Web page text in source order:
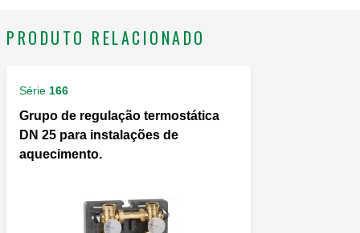
PRODUTO RELACIONADO
Série 166
Grupo de regulação termostática
DN 25 para instalações de
aquecimento.